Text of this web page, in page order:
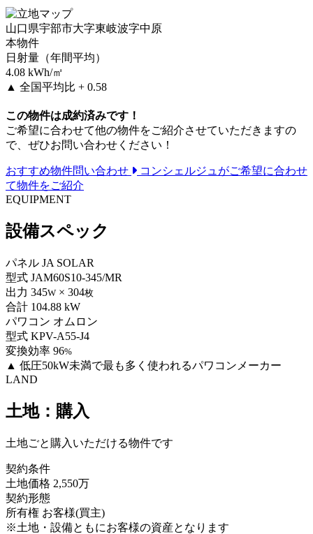
山口県宇部市大字東岐波字中原
本物件
日射量（年間平均）
4.08 kWh/㎡
▲ 全国平均比 + 0.58
この物件は成約済みです！
ご希望に合わせて他の物件をご紹介させていただきますの
で、ぜひお問い合わせください！
おすすめ物件問い合わせ
コンシェルジュがご希望に合わせ
て物件をご紹介
EQUIPMENT
設備スペック
パネル JA SOLAR
型式 JAM60S10-345/MR
出力 345W × 304枚
合計 104.88 kW
パワコン オムロン
型式 KPV-A55-J4
変換効率 96%
▲ 低圧50kW未満で最も多く使われるパワコンメーカー
LAND
土地：購入
土地ごと購入いただける物件です
契約条件
土地価格 2,550万
契約形態
所有権 お客様(買主)
※土地・設備ともにお客様の資産となります